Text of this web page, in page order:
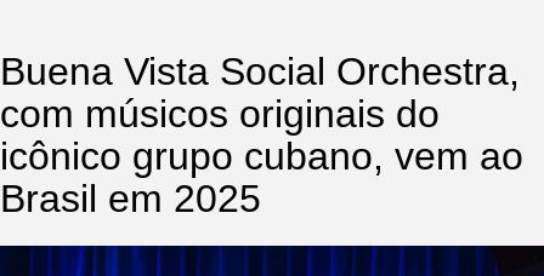
Buena Vista Social Orchestra,
com músicos originais do
icônico grupo cubano, vem ao
Brasil em 2025